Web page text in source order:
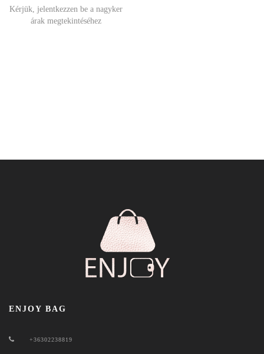
Kérjük, jelentkezzen be a nagyker
árak megtekintéséhez
ENJOY BAG
+36302238819